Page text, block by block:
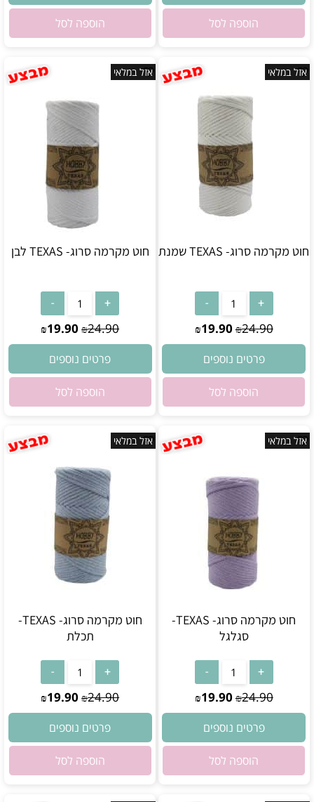
הוספה לסל הוספה לסל
אזל במלאי
חוט מקרמה סרוג- TEXAS שמנת
₪24.90
₪19.90
פרטים נוספים
הוספה לסל
אזל במלאי
חוט מקרמה סרוג- TEXAS לבן
₪24.90
₪19.90
פרטים נוספים
הוספה לסל
אזל במלאי
חוט מקרמה סרוג- TEXAS-
סגלגל
₪24.90
₪19.90
פרטים נוספים
הוספה לסל
אזל במלאי
חוט מקרמה סרוג- TEXAS-
תכלת
₪24.90
₪19.90
פרטים נוספים
הוספה לסל